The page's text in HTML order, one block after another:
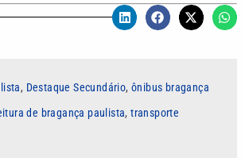
, Destaque Secundário,ônibus bragança
de bragança paulista,transporte